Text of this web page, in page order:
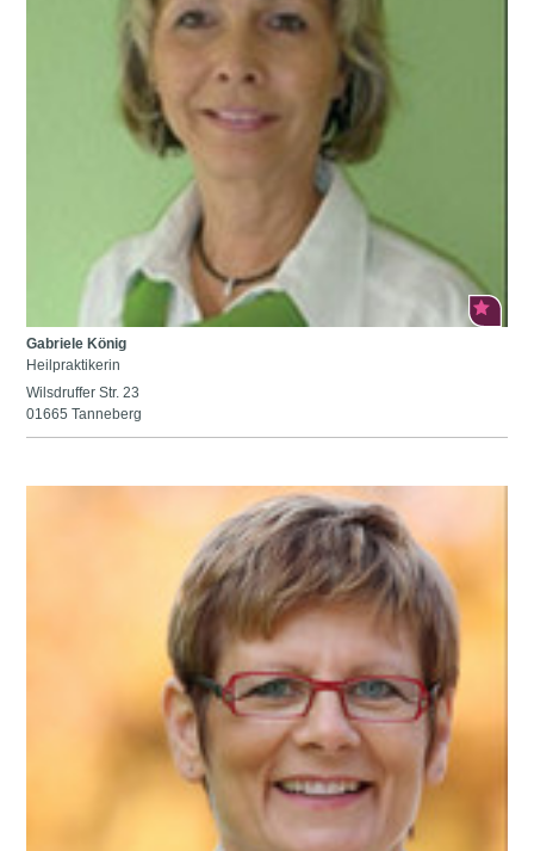
Gabriele König
Heilpraktikerin
Wilsdruffer Str. 23
01665 Tanneberg